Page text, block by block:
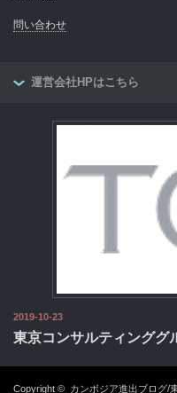
問い合わせ
運営会社HPはこちら
2019-10-23
東京コンサルティンググ
Copyright © カンボジア進出ブログ/